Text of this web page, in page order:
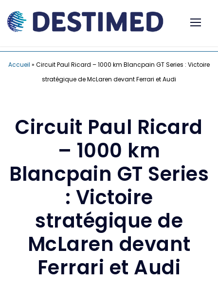
Accueil » Circuit Paul Ricard – 1000 km Blancpain GT Series : Victoire
stratégique de McLaren devant Ferrari et Audi
Circuit Paul Ricard
– 1000 km
Blancpain GT Series
: Victoire
stratégique de
McLaren devant
Ferrari et Audi